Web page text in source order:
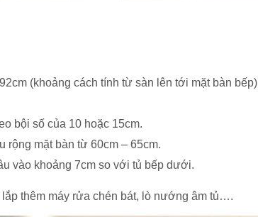
(khoảng cách tính từ sàn lên tới mặt bàn bếp)
bội số của 10 hoặc 15cm.
rộng mặt bàn từ 60cm – 65cm.
vào khoảng 7cm so với tủ bếp dưới.
thêm máy rửa chén bát, lò nướng âm tủ….